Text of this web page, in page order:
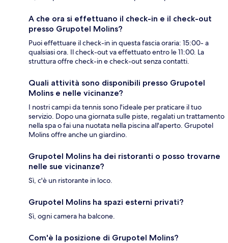
A che ora si effettuano il check-in e il check-out
presso Grupotel Molins?
Puoi effettuare il check-in in questa fascia oraria: 15:00- a
qualsiasi ora. Il check-out va effettuato entro le 11:00. La
struttura offre check-in e check-out senza contatti.
Quali attività sono disponibili presso Grupotel
Molins e nelle vicinanze?
I nostri campi da tennis sono l'ideale per praticare il tuo
servizio. Dopo una giornata sulle piste, regalati un trattamento
nella spa o fai una nuotata nella piscina all'aperto. Grupotel
Molins offre anche un giardino.
Grupotel Molins ha dei ristoranti o posso trovarne
nelle sue vicinanze?
Sì, c'è un ristorante in loco.
Grupotel Molins ha spazi esterni privati?
Sì, ogni camera ha balcone.
Com'è la posizione di Grupotel Molins?